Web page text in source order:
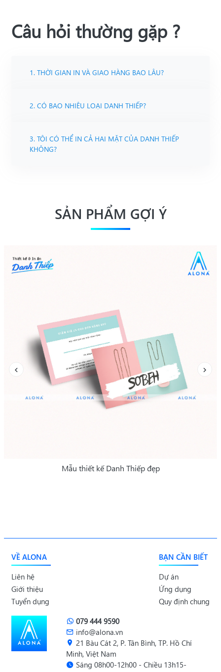
Câu hỏi thường gặp ?
1. THỜI GIAN IN VÀ GIAO HÀNG BAO LÂU?
2. CÓ BAO NHIÊU LOẠI DANH THIẾP?
3. TÔI CÓ THỂ IN CẢ HAI MẶT CỦA DANH THIẾP
KHÔNG?
SẢN PHẨM GỢI Ý
Mẫu thiết kế Danh Thiếp đẹp
079 444 9590
info@alona.vn
21 Bàu Cát 2, P. Tân Bình, TP. Hồ Chí
Minh, Việt Nam
Sáng 08h00-12h00 - Chiều 13h15-
VỀ ALONA
Liên hệ
Giới thiệu
Tuyển dụng
BẠN CẦN BIẾT
Dự án
Ứng dụng
Quy định chung